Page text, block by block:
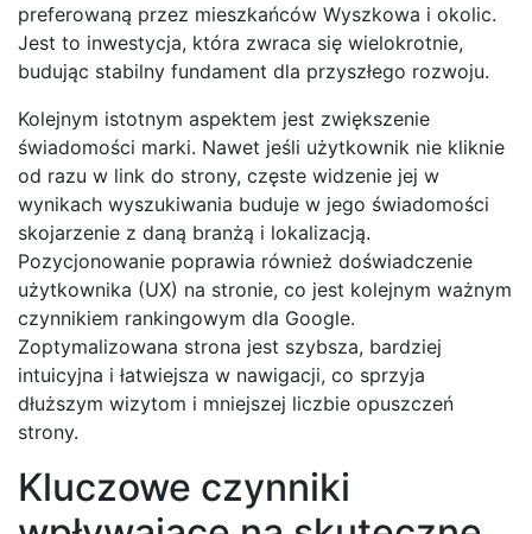
preferowaną przez mieszkańców Wyszkowa i okolic.
Jest to inwestycja, która zwraca się wielokrotnie,
budując stabilny fundament dla przyszłego rozwoju.
Kolejnym istotnym aspektem jest zwiększenie
świadomości marki. Nawet jeśli użytkownik nie kliknie
od razu w link do strony, częste widzenie jej w
wynikach wyszukiwania buduje w jego świadomości
skojarzenie z daną branżą i lokalizacją.
Pozycjonowanie poprawia również doświadczenie
użytkownika (UX) na stronie, co jest kolejnym ważnym
czynnikiem rankingowym dla Google.
Zoptymalizowana strona jest szybsza, bardziej
intuicyjna i łatwiejsza w nawigacji, co sprzyja
dłuższym wizytom i mniejszej liczbie opuszczeń
strony.
Kluczowe czynniki